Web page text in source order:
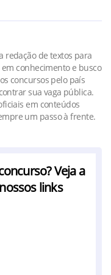
redação de textos para
conhecimento e busco
concursos pelo país
sua vaga pública.
em conteúdos
um passo à frente.
Veja a
links